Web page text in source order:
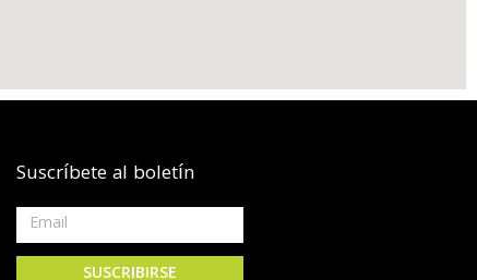
Suscríbete al boletín
SUSCRIBIRSE